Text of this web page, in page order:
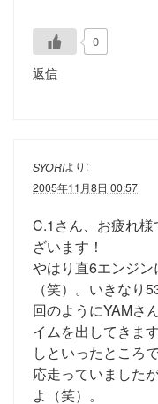
0
返信
SYORIより:
2005年11月8日 00:57
C.1さん、お疲れ
ざいます！
やはり直6エンジ
（笑）。いきなり
回のようにYAMさ
イムを出してきま
しといったところ
応走っていました
よ（笑）。